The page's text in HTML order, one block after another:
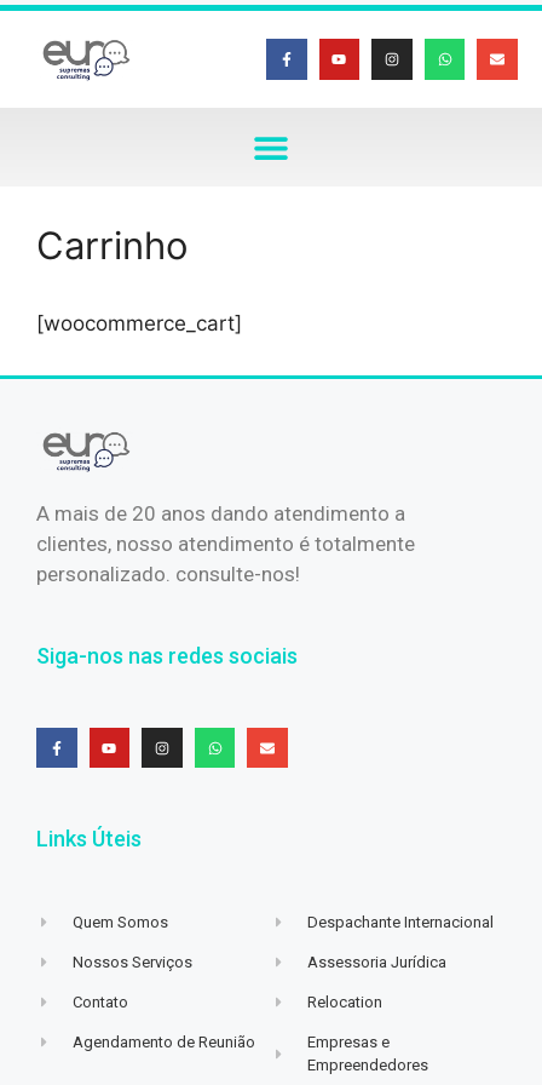
Carrinho
[woocommerce_cart]
A mais de 20 anos dando atendimento a
clientes, nosso atendimento é totalmente
personalizado. consulte-nos!
Siga-nos nas redes sociais
Links Úteis
Quem Somos
Nossos Serviços
Contato
Agendamento de Reunião
Despachante Internacional
Assessoria Jurídica
Relocation
Empresas e
Empreendedores